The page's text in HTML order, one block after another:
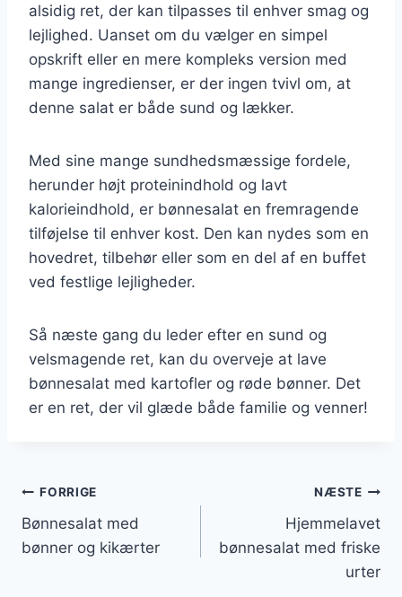
alsidig ret, der kan tilpasses til enhver smag og
lejlighed. Uanset om du vælger en simpel
opskrift eller en mere kompleks version med
mange ingredienser, er der ingen tvivl om, at
denne salat er både sund og lækker.
Med sine mange sundhedsmæssige fordele,
herunder højt proteinindhold og lavt
kalorieindhold, er bønnesalat en fremragende
tilføjelse til enhver kost. Den kan nydes som en
hovedret, tilbehør eller som en del af en buffet
ved festlige lejligheder.
Så næste gang du leder efter en sund og
velsmagende ret, kan du overveje at lave
bønnesalat med kartofler og røde bønner. Det
er en ret, der vil glæde både familie og venner!
Indlægsnavigation
FORRIGE
Bønnesalat med
bønner og kikærter
NÆSTE
Hjemmelavet
bønnesalat med friske
urter